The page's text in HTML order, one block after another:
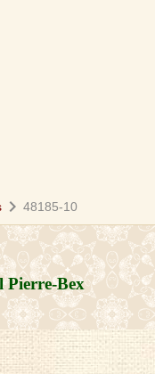
chevron_right 48185-10
Pierre-Bex